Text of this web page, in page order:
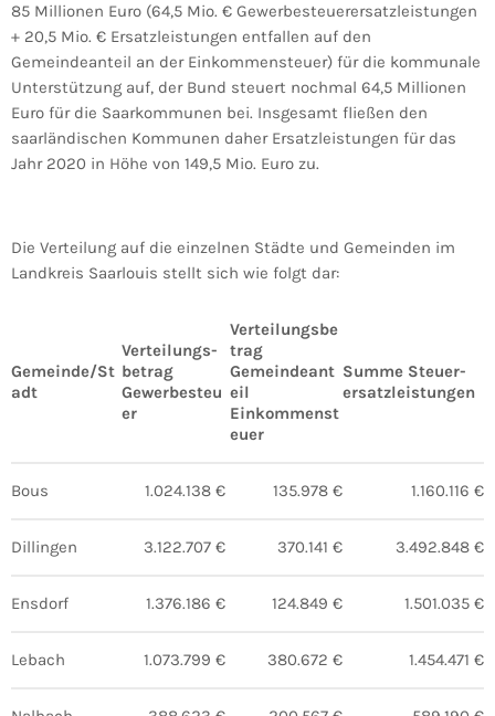
85 Millionen Euro (64,5 Mio. € Gewerbesteuerersatzleistungen
+ 20,5 Mio. € Ersatzleistungen entfallen auf den
Gemeindeanteil an der Einkommensteuer) für die kommunale
Unterstützung auf, der Bund steuert nochmal 64,5 Millionen
Euro für die Saarkommunen bei. Insgesamt fließen den
saarländischen Kommunen daher Ersatzleistungen für das
Jahr 2020 in Höhe von 149,5 Mio. Euro zu.
Die Verteilung auf die einzelnen Städte und Gemeinden im
Landkreis Saarlouis stellt sich wie folgt dar:
Gemeinde/St
adt
Verteilungs-
betrag
Gewerbesteu
er
Verteilungsbe
trag
Gemeindeant
eil
Einkommenst
euer
Summe Steuer-
ersatzleistungen
Bous 1.024.138 € 135.978 € 1.160.116 €
Dillingen 3.122.707 € 370.141 € 3.492.848 €
Ensdorf 1.376.186 € 124.849 € 1.501.035 €
Lebach 1.073.799 € 380.672 € 1.454.471 €